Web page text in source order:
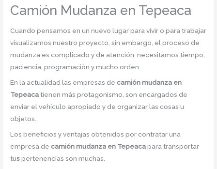
Camión Mudanza en Tepeaca
Cuando pensamos en un nuevo lugar para vivir o para trabajar
visualizamos nuestro proyecto, sin embargo, el proceso de
mudanza es complicado y de atención, necesitamos tiempo,
paciencia, programación y mucho orden.
En la actualidad las empresas de camión mudanza en
Tepeaca tienen más protagonismo, son encargados de
enviar el vehículo apropiado y de organizar las cosas u
objetos.
Los beneficios y ventajas obtenidos por contratar una
empresa de camión mudanza en Tepeacapara transportar
tuspertenencias son muchas.